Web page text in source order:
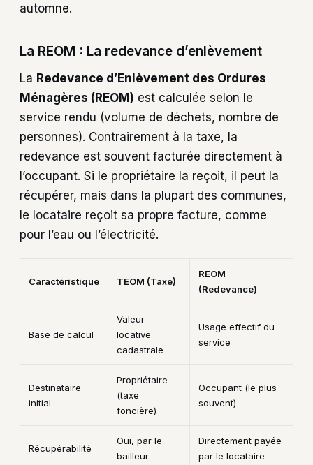
automne.
La REOM : La redevance d’enlèvement
La Redevance d’Enlèvement des Ordures
Ménagères (REOM) est calculée selon le
service rendu (volume de déchets, nombre de
personnes). Contrairement à la taxe, la
redevance est souvent facturée directement à
l’occupant. Si le propriétaire la reçoit, il peut la
récupérer, mais dans la plupart des communes,
le locataire reçoit sa propre facture, comme
pour l’eau ou l’électricité.
Caractéristique TEOM (Taxe)
REOM
(Redevance)
Base de calcul
Valeur
locative
cadastrale
Usage effectif du
service
Destinataire
initial
Propriétaire
(taxe
foncière)
Occupant (le plus
souvent)
Récupérabilité
Oui, par le
bailleur
Directement payée
par le locataire